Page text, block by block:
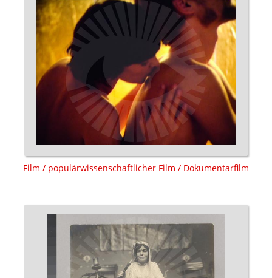
Film / populärwissenschaftlicher Film / Dokumentarfilm